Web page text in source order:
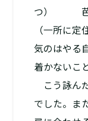
つ） 芭
（一所に
気のはやる
着かないこ
こう詠ん
でした。ま